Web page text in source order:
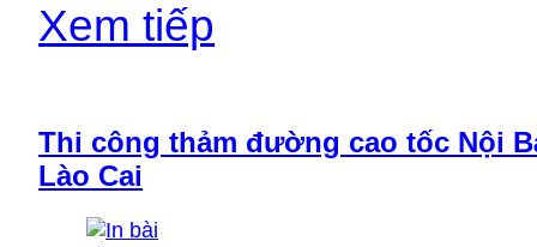
Xem tiếp
Thi công thảm đường cao tốc Nội
Lào Cai